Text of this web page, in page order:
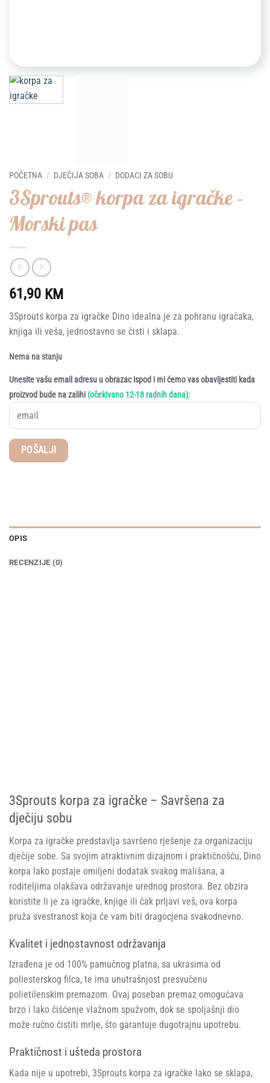
POČETNA / DJEČIJA SOBA / DODACI ZA SOBU
3Sprouts® korpa za igračke –
Morski pas
61,90 KM
3Sprouts korpa za igračke Dino idealna je za pohranu igračaka,
knjiga ili veša, jednostavno se čisti i sklapa.
Nema na stanju
Unesite vašu email adresu u obrazac ispod i mi ćemo vas obavijestiti kada
proizvod bude na zalihi (očekivano 12-18 radnih dana):
OPIS
RECENZIJE (0)
3Sprouts korpa za igračke – Savršena za
dječiju sobu
Korpa za igračke predstavlja savršeno rješenje za organizaciju
dječije sobe. Sa svojim atraktivnim dizajnom i praktičnošću, Dino
korpa lako postaje omiljeni dodatak svakog mališana, a
roditeljima olakšava održavanje urednog prostora. Bez obzira
koristite li je za igračke, knjige ili čak prljavi veš, ova korpa
pruža svestranost koja će vam biti dragocjena svakodnevno.
Kvalitet i jednostavnost održavanja
Izrađena je od 100% pamučnog platna, sa ukrasima od
poliesterskog filca, te ima unutrašnjost presvučenu
polietilenskim premazom. Ovaj poseban premaz omogućava
brzo i lako čišćenje vlažnom spužvom, dok se spoljašnji dio
može ručno čistiti mrlje, što garantuje dugotrajnu upotrebu.
Praktičnost i ušteda prostora
Kada nije u upotrebi, 3Sprouts korpa za igračke lako se sklapa,